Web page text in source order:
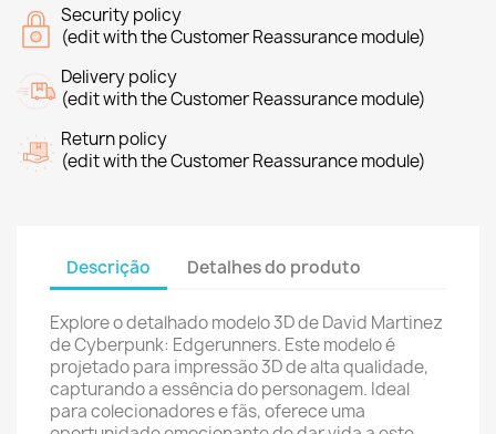
Security policy
(edit with the Customer Reassurance module)
Delivery policy
(edit with the Customer Reassurance module)
Return policy
(edit with the Customer Reassurance module)
Descrição Detalhes do produto
Explore o detalhado modelo 3D de David Martinez
de Cyberpunk: Edgerunners. Este modelo é
projetado para impressão 3D de alta qualidade,
capturando a essência do personagem. Ideal
para colecionadores e fãs, oferece uma